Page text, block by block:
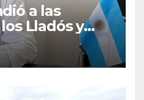
a las
Lladós y
de